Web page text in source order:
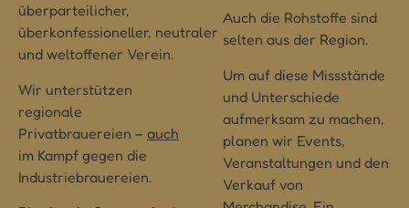
überparteilicher,
überkonfessioneller, neutraler
und weltoffener Verein.
Wir unterstützen
regionale
Privatbrauereien – auch
im Kampf gegen die
Industriebrauereien.
Auch die Rohstoffe sind
selten aus der Region.
Um auf diese Missstände
und Unterschiede
aufmerksam zu machen,
planen wir Events,
Veranstaltungen und den
Verkauf von